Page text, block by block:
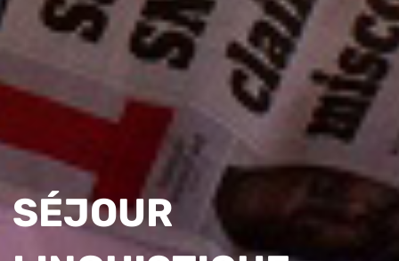
SÉJOUR